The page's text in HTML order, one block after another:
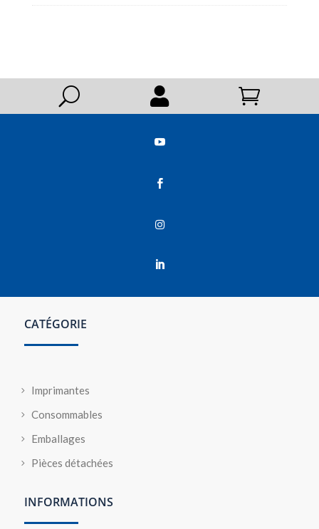
U  




CATÉGORIE
Imprimantes
Consommables
Emballages
Pièces détachées
INFORMATIONS